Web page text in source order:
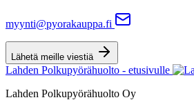
myynti@pyorakauppa.fi
Lähetä meille viestiä
Lahden Polkupyörähuolto - etusivulle
Lahden Polkupyörähuolto Oy